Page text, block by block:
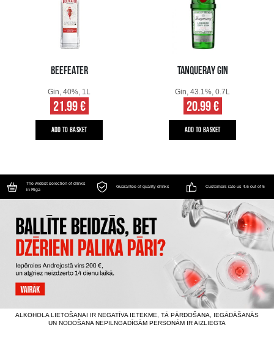
BEEFEATER
Gin, 40%, 1L
21.99 €
ADD TO BASKET
TANQUERAY GIN
Gin, 43.1%, 0.7L
20.99 €
ADD TO BASKET
The widest selection of drinks
in Riga
Guarantee of quality drinks Customers rate us 4.6 out of 5
ALKOHOLA LIETOŠANAI IR NEGATĪVA IETEKME, TĀ PĀRDOŠANA, IEGĀDĀŠANĀS
UN NODOŠANA NEPILNGADĪGĀM PERSONĀM IR AIZLIEGTA